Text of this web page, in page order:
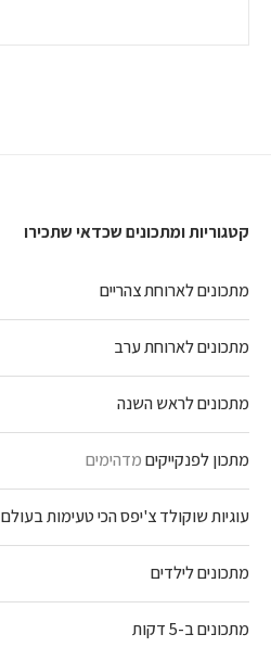
קטגוריות ומתכונים שכדאי שתכירו
מתכונים לארוחת צהריים
מתכונים לארוחת ערב
מתכונים לראש השנה
מתכון לפנקייקיםמדהימים
עוגיות שוקולד צ'יפס הכי טעימות בעולם
מתכונים לילדים
מתכונים ב-5 דקות